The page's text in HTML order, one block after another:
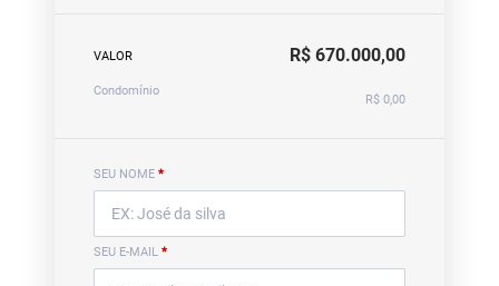
VALOR R$ 670.000,00
Condomínio
R$ 0,00
SEU NOME *
SEU E-MAIL *